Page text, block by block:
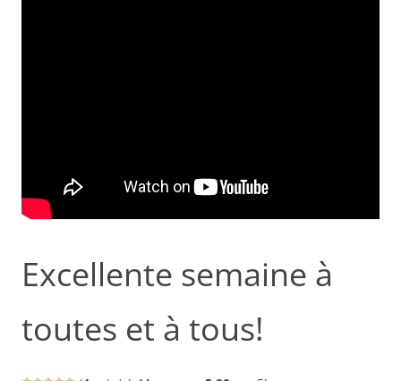
Excellente semaine à
toutes et à tous!